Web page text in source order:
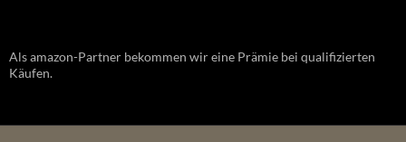
Als amazon-Partner bekommen wir eine Prämie bei qualifizierten
Käufen.